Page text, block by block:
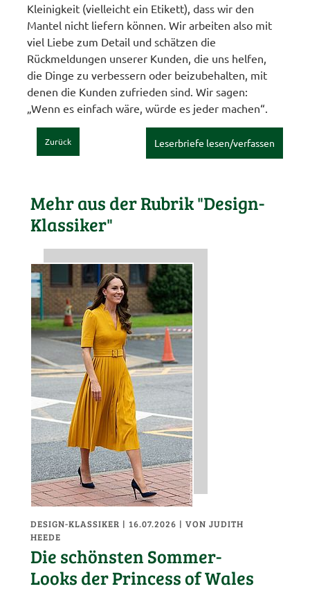
Kleinigkeit (vielleicht ein Etikett), dass wir den
Mantel nicht liefern können. Wir arbeiten also mit
viel Liebe zum Detail und schätzen die
Rückmeldungen unserer Kunden, die uns helfen,
die Dinge zu verbessern oder beizubehalten, mit
denen die Kunden zufrieden sind. Wir sagen:
„Wenn es einfach wäre, würde es jeder machen“.
Zurück Leserbriefe lesen/verfassen
Mehr aus der Rubrik "Design-
Klassiker"
DESIGN-KLASSIKER | 16.07.2026 |VON JUDITH
HEEDE
Die schönsten Sommer-
Looks der Princess of Wales